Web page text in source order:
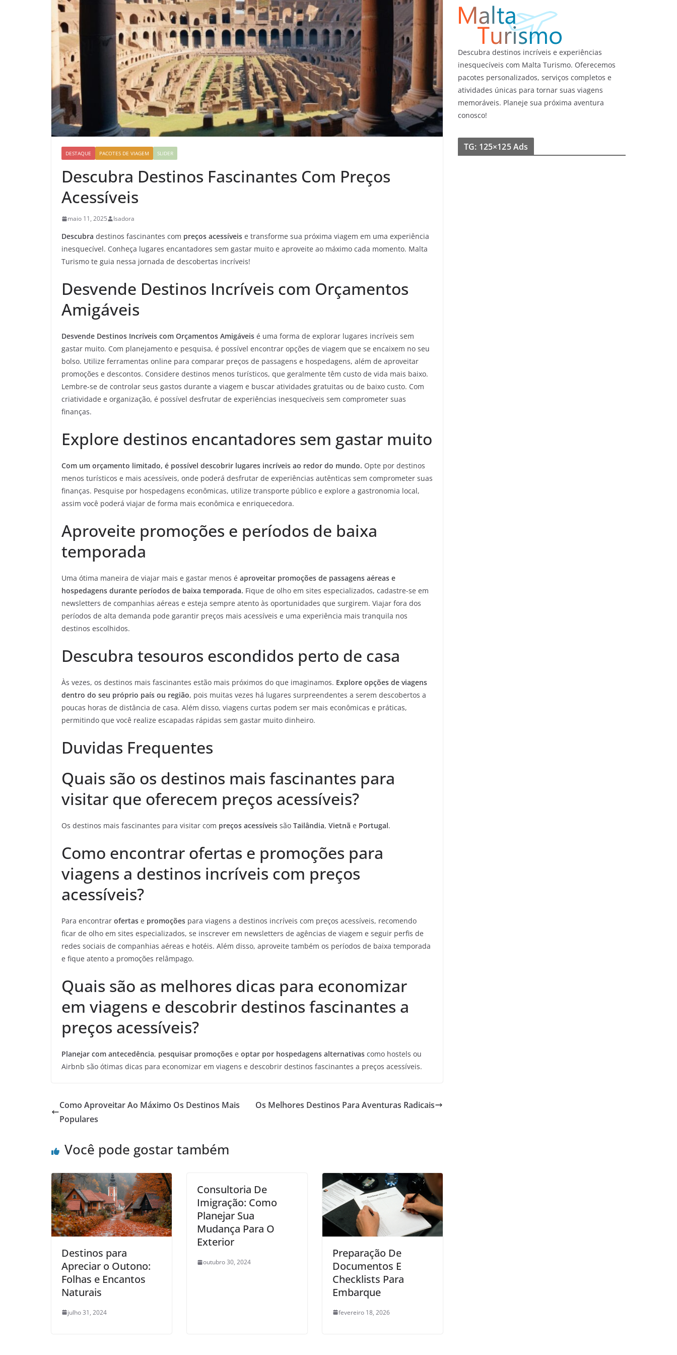
DESTAQUE PACOTES DE VIAGEM SLIDER
Descubra Destinos Fascinantes Com Preços
Acessíveis
maio 11, 2025 Isadora
Descubra destinos fascinantes com preços acessíveis e transforme sua próxima viagem em uma experiência
inesquecível. Conheça lugares encantadores sem gastar muito e aproveite ao máximo cada momento. Malta
Turismo te guia nessa jornada de descobertas incríveis!
Desvende Destinos Incríveis com Orçamentos
Amigáveis
Desvende Destinos Incríveis com Orçamentos Amigáveis é uma forma de explorar lugares incríveis sem
gastar muito. Com planejamento e pesquisa, é possível encontrar opções de viagem que se encaixem no seu
bolso. Utilize ferramentas online para comparar preços de passagens e hospedagens, além de aproveitar
promoções e descontos. Considere destinos menos turísticos, que geralmente têm custo de vida mais baixo.
Lembre-se de controlar seus gastos durante a viagem e buscar atividades gratuitas ou de baixo custo. Com
criatividade e organização, é possível desfrutar de experiências inesquecíveis sem comprometer suas
finanças.
Explore destinos encantadores sem gastar muito
Com um orçamento limitado, é possível descobrir lugares incríveis ao redor do mundo. Opte por destinos
menos turísticos e mais acessíveis, onde poderá desfrutar de experiências autênticas sem comprometer suas
finanças. Pesquise por hospedagens econômicas, utilize transporte público e explore a gastronomia local,
assim você poderá viajar de forma mais econômica e enriquecedora.
Aproveite promoções e períodos de baixa
temporada
Uma ótima maneira de viajar mais e gastar menos é aproveitar promoções de passagens aéreas e
hospedagens durante períodos de baixa temporada. Fique de olho em sites especializados, cadastre-se em
newsletters de companhias aéreas e esteja sempre atento às oportunidades que surgirem. Viajar fora dos
períodos de alta demanda pode garantir preços mais acessíveis e uma experiência mais tranquila nos
destinos escolhidos.
Descubra tesouros escondidos perto de casa
Às vezes, os destinos mais fascinantes estão mais próximos do que imaginamos. Explore opções de viagens
dentro do seu próprio país ou região, pois muitas vezes há lugares surpreendentes a serem descobertos a
poucas horas de distância de casa. Além disso, viagens curtas podem ser mais econômicas e práticas,
permitindo que você realize escapadas rápidas sem gastar muito dinheiro.
Duvidas Frequentes
Quais são os destinos mais fascinantes para
visitar que oferecem preços acessíveis?
Os destinos mais fascinantes para visitar com preços acessíveis são Tailândia, Vietnã e Portugal.
Como encontrar ofertas e promoções para
viagens a destinos incríveis com preços
acessíveis?
Para encontrar ofertas e promoções para viagens a destinos incríveis com preços acessíveis, recomendo
ficar de olho em sites especializados, se inscrever em newsletters de agências de viagem e seguir perfis de
redes sociais de companhias aéreas e hotéis. Além disso, aproveite também os períodos de baixa temporada
e fique atento a promoções relâmpago.
Quais são as melhores dicas para economizar
em viagens e descobrir destinos fascinantes a
preços acessíveis?
Planejar com antecedência, pesquisar promoções e optar por hospedagens alternativas como hostels ou
Airbnb são ótimas dicas para economizar em viagens e descobrir destinos fascinantes a preços acessíveis.
Como Aproveitar Ao Máximo Os Destinos Mais
Populares
Os Melhores Destinos Para Aventuras Radicais
Você pode gostar também
Destinos para
Apreciar o Outono:
Folhas e Encantos
Naturais
julho 31, 2024
Consultoria De
Imigração: Como
Planejar Sua
Mudança Para O
Exterior
outubro 30, 2024
Preparação De
Documentos E
Checklists Para
Embarque
fevereiro 18, 2026
Descubra destinos incríveis e experiências
inesquecíveis com Malta Turismo. Oferecemos
pacotes personalizados, serviços completos e
atividades únicas para tornar suas viagens
memoráveis. Planeje sua próxima aventura
conosco!
TG: 125×125 Ads